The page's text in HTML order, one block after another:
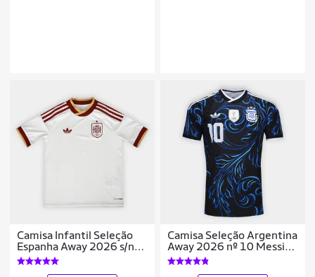
Camisa Infantil Seleção
Espanha Away 2026 s/nº
Torcedor Adidas Originals
Camisa Seleção Argentina
Away 2026 nº 10 Messi
Torcedor Adidas Originals
Masculina